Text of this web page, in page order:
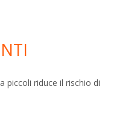
piccoli riduce il rischio di